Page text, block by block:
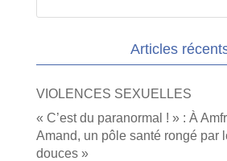
Articles
VIOLENCES SEXUELLES
« C’est du paranormal ! » : À
Amand, un pôle santé rongé par
douces »